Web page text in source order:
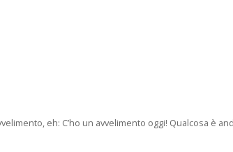
eh: C’ho un avvelimento oggi! Qualcosa è